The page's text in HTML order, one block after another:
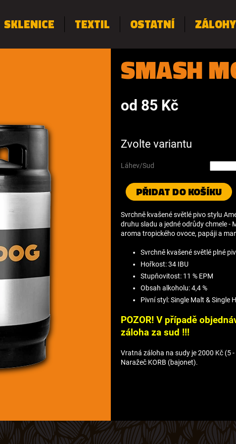
SKLENICE TEXTIL OSTATNÍ ZÁLOHY
SMASH
od 85 Kč
Zvolte variantu
Láhev/Sud
PŘIDAT DO KOŠÍKU
Svrchně kvašené světlé pivo stylu
druhu sladu a jedné odrůdy chmele -
aroma tropického ovoce, papáji a
Svrchně kvašené světlé plné
Hořkost: 34 IBU
Stupňovitost: 11 % EPM
Obsah alkoholu: 4,4 %
Pivní styl: Single Malt & Single
POZOR! V případě
záloha za sud !!!
Vratná záloha na sudy je 2000 Kč (5
Naražeč KORB (bajonet).